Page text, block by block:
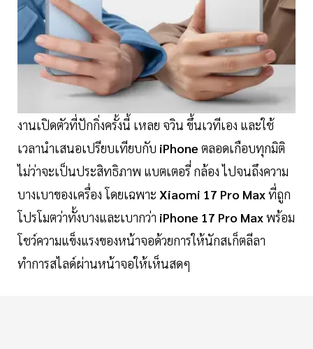
​​​​​​​งานเปิดตัวที่ปักกิ่งครั้งนี้ เหลย จวิน ขึ้นเวทีเอง และใช้
เวลานำเสนอเปรียบเทียบกับ iPhone ตลอดเกือบทุกมิติ
ไม่ว่าจะเป็นประสิทธิภาพ แบตเตอรี่ กล้อง ไปจนถึงความ
บางเบาของเครื่อง โดยเฉพาะ Xiaomi 17 Pro Maxที่ถูก
โปรโมตว่าทั้งบางและเบากว่า iPhone 17 Pro Maxพร้อม
โชว์ความแข็งแรงของหน้าจอด้วยการให้นักสเก็ตลีลา
ทำการสไลด์ผ่านหน้าจอให้เห็นสดๆ